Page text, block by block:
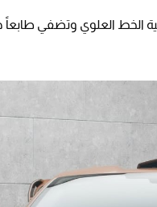
الخط العلوي وتضفي طابعاً